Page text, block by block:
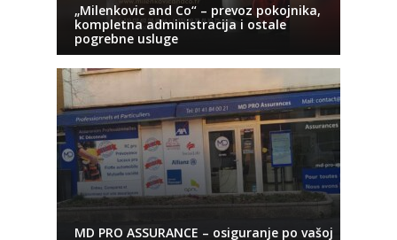
„Milenkovic and Co“ – prevoz pokojnika,
kompletna administracija i ostale
pogrebne usluge
MD PRO ASSURANCE – osiguranje po vašoj